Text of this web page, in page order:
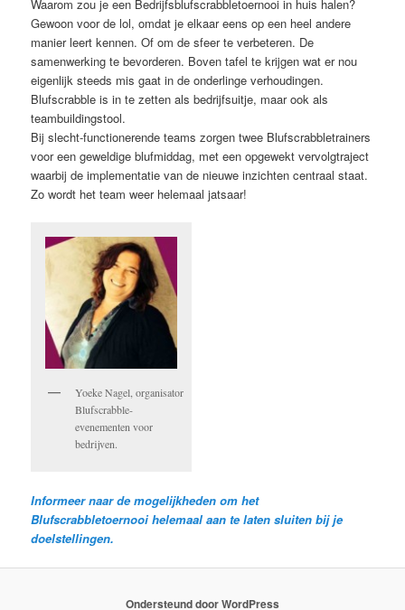
Waarom zou je een Bedrijfsblufscrabbletoernooi in huis halen?
Gewoon voor de lol, omdat je elkaar eens op een heel andere
manier leert kennen. Of om de sfeer te verbeteren. De
samenwerking te bevorderen. Boven tafel te krijgen wat er nou
eigenlijk steeds mis gaat in de onderlinge verhoudingen.
Blufscrabble is in te zetten als bedrijfsuitje, maar ook als
teambuildingstool.
Bij slecht-functionerende teams zorgen twee Blufscrabbletrainers
voor een geweldige blufmiddag, met een opgewekt vervolgtraject
waarbij de implementatie van de nieuwe inzichten centraal staat.
Zo wordt het team weer helemaal jatsaar!
Yoeke Nagel, organisator
Blufscrabble-
evenementen voor
bedrijven.
Informeer naar de mogelijkheden om het
Blufscrabbletoernooi helemaal aan te laten sluiten bij je
doelstellingen.
Ondersteund door WordPress